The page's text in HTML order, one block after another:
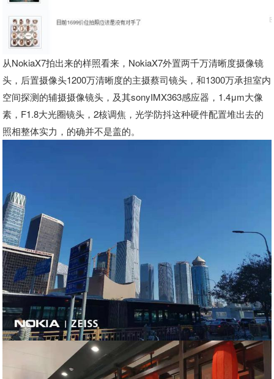
从NokiaX7拍出来的样照看来，NokiaX7外置两千万清晰度摄像镜
头，后置摄像头1200万清晰度的主摄蔡司镜头，和1300万承担室内
空间探测的辅摄摄像镜头，及其sonyIMX363感应器，1.4μm大像
素，F1.8大光圈镜头，2核调焦，光学防抖这种硬件配置堆出去的
照相整体实力，的确并不是盖的。